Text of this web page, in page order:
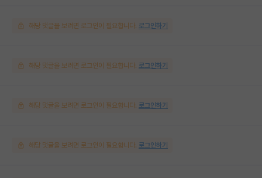
해당 댓글을 보려면 로그인이 필요합니다. 로그인하기
해당 댓글을 보려면 로그인이 필요합니다. 로그인하기
해당 댓글을 보려면 로그인이 필요합니다. 로그인하기
해당 댓글을 보려면 로그인이 필요합니다. 로그인하기